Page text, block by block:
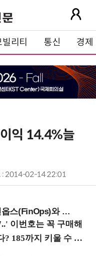
빌리티 통신 경제
익 14.4%늘
: 2014-02-14 22:01
거버넌스 (8/21 잠실역)